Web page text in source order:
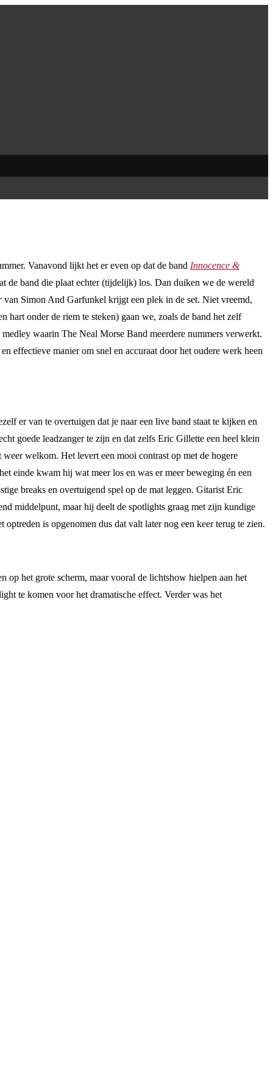
Vanavond lijkt het er even op dat de band Innocence &
de band die plaat echter (tijdelijk) los. Dan duiken we de wereld
van Simon And Garfunkel krijgt een plek in de set. Niet vreemd,
onder de riem te steken) gaan we, zoals de band het zelf
waarin The Neal Morse Band meerdere nummers verwerkt.
effectieve manier om snel en accuraat door het oudere werk heen
er van te overtuigen dat je naar een live band staat te kijken en
goede leadzanger te zijn en dat zelfs Eric Gillette een heel klein
welkom. Het levert een mooi contrast op met de hogere
einde kwam hij wat meer los en was er meer beweging én een
breaks en overtuigend spel op de mat leggen. Gitarist Eric
middelpunt, maar hij deelt de spotlights graag met zijn kundige
is opgenomen dus dat valt later nog een keer terug te zien.
op het grote scherm, maar vooral de lichtshow hielpen aan het
te komen voor het dramatische effect. Verder was het